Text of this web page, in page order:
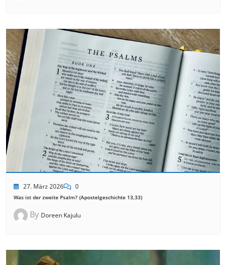
27. März 2026 0
Was ist der zweite Psalm? (Apostelgeschichte 13,33)
By Doreen Kajulu